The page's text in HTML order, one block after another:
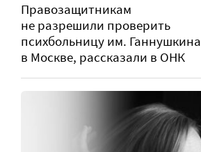
Правозащитникам
не разрешили проверить
психбольницу им. Ганнушкина
в Москве, рассказали в ОНК